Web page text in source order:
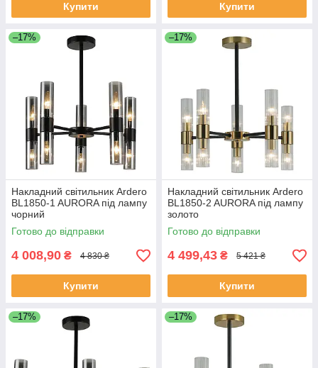
Купити Купити
–17%
Накладний світильник Ardero
BL1850-1 AURORA під лампу
чорний
Готово до відправки
4 008,90 ₴ 4 830 ₴
Купити
–17%
Накладний світильник Ardero
BL1850-2 AURORA під лампу
золото
Готово до відправки
4 499,43 ₴ 5 421 ₴
Купити
–17% –17%